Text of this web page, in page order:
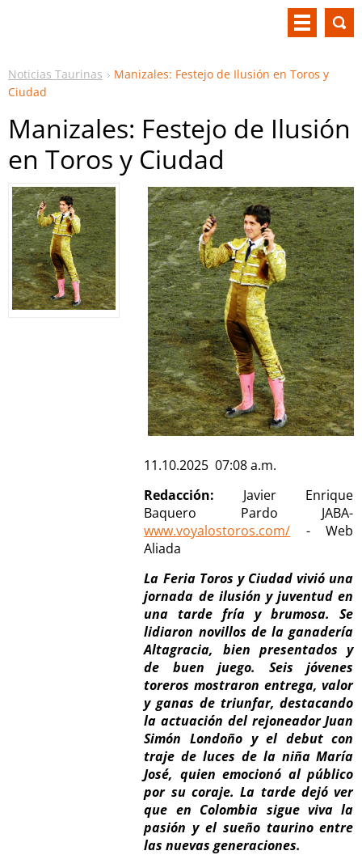
Noticias Taurinas
Manizales: Festejo de Ilusión en Toros y
Ciudad
Manizales: Festejo de Ilusión
en Toros y Ciudad
11.10.2025 07:08 a.m.
Redacción: Javier Enrique
Baquero Pardo JABA-
www.voyalostoros.com/ - Web
Aliada
La Feria Toros y Ciudad vivió una
jornada de ilusión y juventud en
una tarde fría y brumosa. Se
lidiaron novillos de la ganadería
Altagracia, bien presentados y
de buen juego. Seis jóvenes
toreros mostraron entrega, valor
y ganas de triunfar, destacando
la actuación del rejoneador Juan
Simón Londoño y el debut con
traje de luces de la niña María
José, quien emocionó al público
por su coraje. La tarde dejó ver
que en Colombia sigue viva la
pasión y el sueño taurino entre
las nuevas generaciones.